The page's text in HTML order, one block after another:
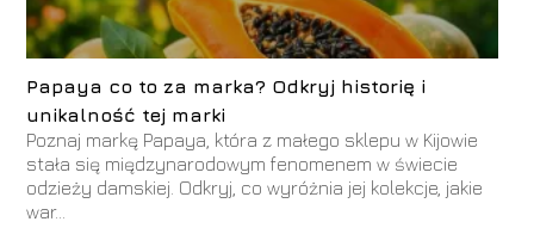
Papaya co to za marka? Odkryj historię i
unikalność tej marki
Poznaj markę Papaya, która z małego sklepu w Kijowie
stała się międzynarodowym fenomenem w świecie
odzieży damskiej. Odkryj, co wyróżnia jej kolekcje, jakie
war...